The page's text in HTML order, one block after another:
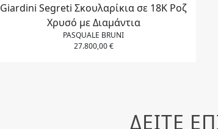
Giardini Segreti Σκουλαρίκια σε 18Κ Ροζ
Χρυσό με Διαμάντια
PASQUALE BRUNI
27.800,00€
ΔΕΙΤΕ